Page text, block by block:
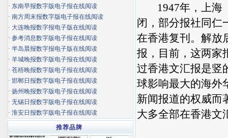
1947年，上海《
闭，部分报社同仁
在香港复刊。解放
报，目前，这两家
过香港文汇报是竖
球影响最大的海外
新闻报道的权威而
大多全部在香港文
· 东南早报数字版电子报在线阅读
· 南方周末报数字版电子报在线阅读
· 大连晚报数字报电子版在线阅读
· 参考消息数字版电子报在线阅读
· 半岛晨报数字报电子版在线阅读
· 羊城晚报数字版电子报在线阅读
· 苍梧晚报数字版电子报在线阅读
· 邯郸日报数字版电子报在线阅读
· 扬州晚报数字版电子报在线阅读
· 无锡日报数字版电子报在线阅读
· 淮安日报数字版电子报在线阅读
推荐品牌